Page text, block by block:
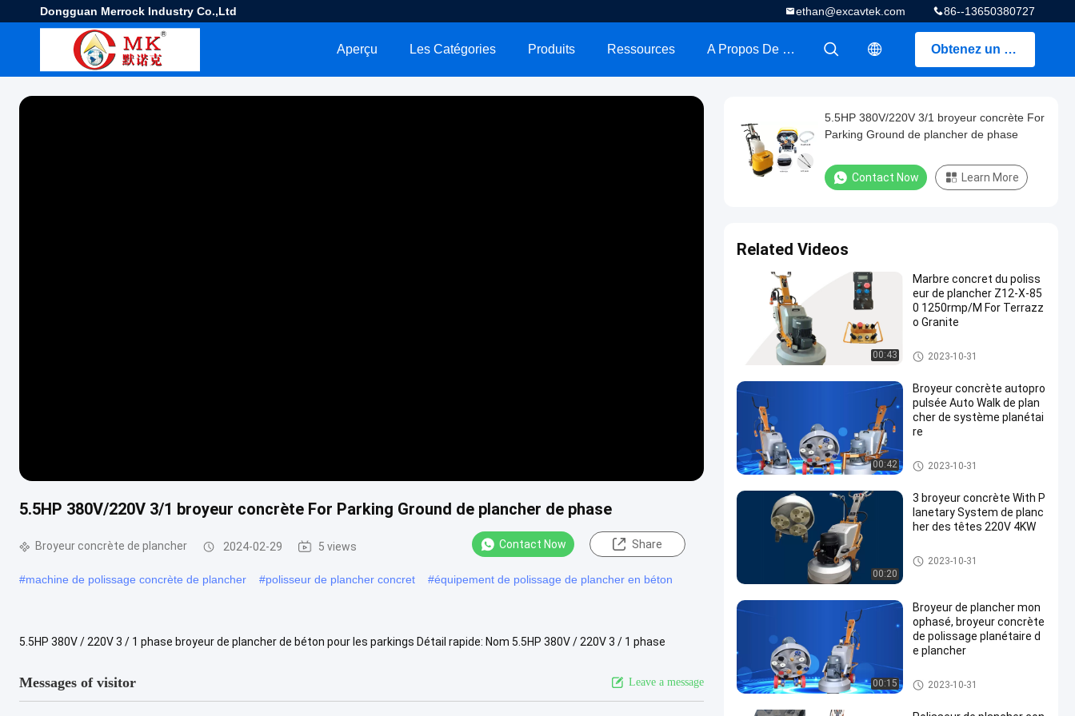
Dongguan Merrock Industry Co.,Ltd 86--13650380727
ethan@excavtek.com
Obtenez un devis
Aperçu Les Catégories Produits Ressources A Propos De Nous
5.5HP 380V/220V 3/1 broyeur concrète For Parking Ground de plancher de phase
Broyeur concrète de plancher 2024-02-29 5 views Contact Now Share
#machine de polissage concrète de plancher #polisseur de plancher concret #équipement de polissage de plancher en béton
5.5HP 380V / 220V 3 / 1 phase broyeur de plancher de béton pour les parkings Détail rapide: Nom 5.5HP 380V / 220V 3 / 1 phase
Messages of visitor Leave a message
5.5HP 380V/220V 3/1 broyeur concrète For
Parking Ground de plancher de phase
Contact Now Learn More
Related Videos
00:43
Marbre concret du poliss
eur de plancher Z12-X-85
0 1250rmp/M For Terrazz
o Granite
Broyeur concrète de plancher
2023-10-31
00:42
Broyeur concrète autopro
pulsée Auto Walk de plan
cher de système planétai
re
Broyeur concrète de plancher
2023-10-31
00:20
3 broyeur concrète With P
lanetary System de planc
her des têtes 220V 4KW
Broyeur concrète de plancher
2023-10-31
00:15
Broyeur de plancher mon
ophasé, broyeur concrète
de polissage planétaire d
e plancher
Broyeur concrète de plancher
2023-10-31